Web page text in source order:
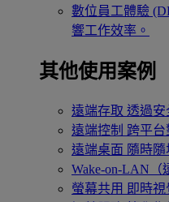
數位員工體驗
響工作效率。
其他使用案例
遠端存取 透過安
遠端控制 跨平台
遠端桌面 隨時
Wake-on-LAN（
螢幕共用 即時